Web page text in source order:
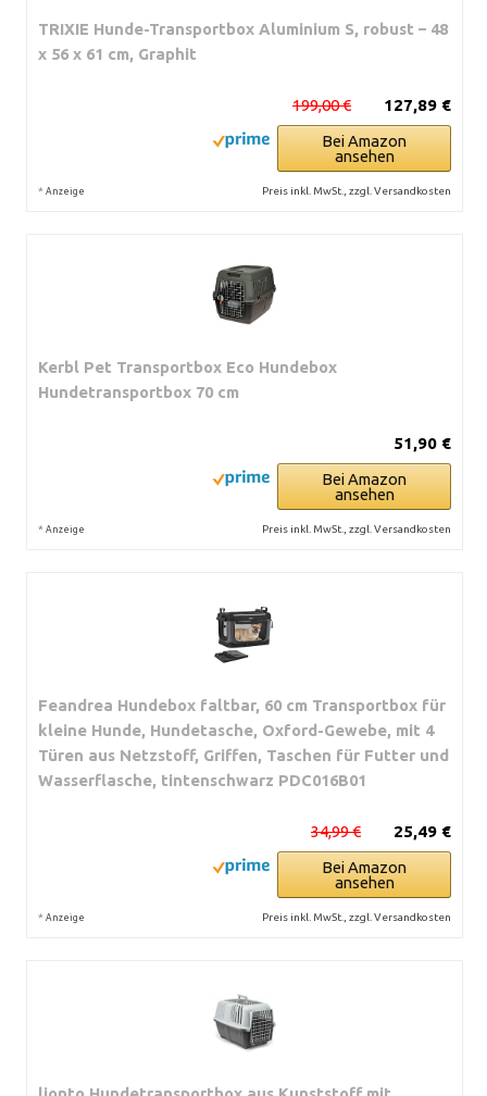
TRIXIE Hunde-Transportbox Aluminium S, robust – 48
x 56 x 61 cm, Graphit
127,89 €
199,00 €
Bei Amazon
ansehen
* Anzeige Preis inkl. MwSt., zzgl. Versandkosten
Kerbl Pet Transportbox Eco Hundebox
Hundetransportbox 70 cm
51,90 €
Bei Amazon
ansehen
* Anzeige Preis inkl. MwSt., zzgl. Versandkosten
Feandrea Hundebox faltbar, 60 cm Transportbox für
kleine Hunde, Hundetasche, Oxford-Gewebe, mit 4
Türen aus Netzstoff, Griffen, Taschen für Futter und
Wasserflasche, tintenschwarz PDC016B01
25,49 €
34,99 €
Bei Amazon
ansehen
* Anzeige Preis inkl. MwSt., zzgl. Versandkosten